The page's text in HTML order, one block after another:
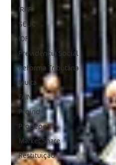
IRRF
SELIC
IOF
Previdência Social
Reforma Tributária
Multa
FAIN
Proind
Prodepe
Market Share
Restituição